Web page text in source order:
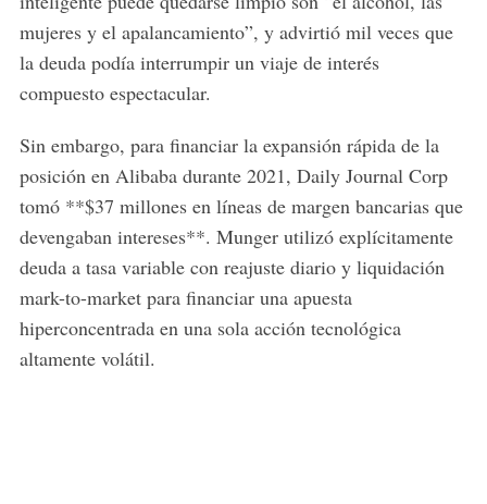
mujeres y el apalancamiento”, y advirtió mil veces que
la deuda podía interrumpir un viaje de interés
compuesto espectacular.
Sin embargo, para financiar la expansión rápida de la
posición en Alibaba durante 2021, Daily Journal Corp
tomó **$37 millones en líneas de margen bancarias que
devengaban intereses**. Munger utilizó explícitamente
deuda a tasa variable con reajuste diario y liquidación
mark-to-market para financiar una apuesta
hiperconcentrada en una sola acción tecnológica
altamente volátil.